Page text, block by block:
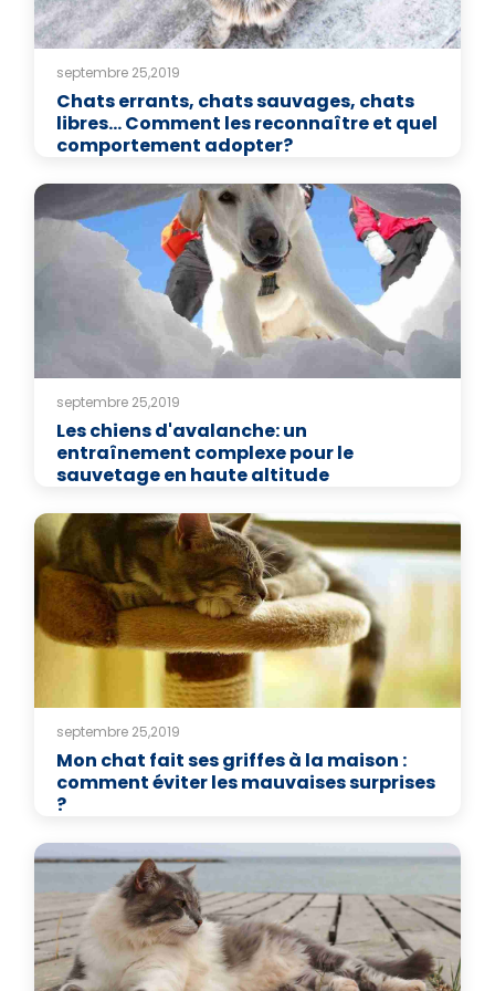
septembre 25,2019
Chats errants, chats sauvages, chats
libres... Comment les reconnaître et quel
comportement adopter?
septembre 25,2019
Les chiens d'avalanche: un
entraînement complexe pour le
sauvetage en haute altitude
septembre 25,2019
Mon chat fait ses griffes à la maison :
comment éviter les mauvaises surprises
?